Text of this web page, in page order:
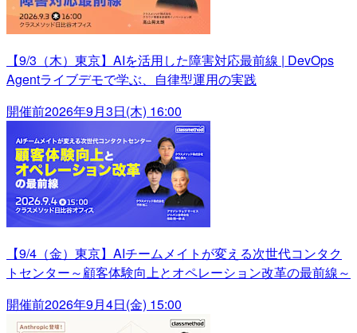
【9/3（木）東京】AIを活用した障害対応最前線 | DevOps
Agentライブデモで学ぶ、自律型運用の実践
開催前2026年9月3日(木) 16:00
【9/4（金）東京】AIチームメイトが変える次世代コンタク
トセンター～顧客体験向上とオペレーション改革の最前線～
開催前2026年9月4日(金) 15:00